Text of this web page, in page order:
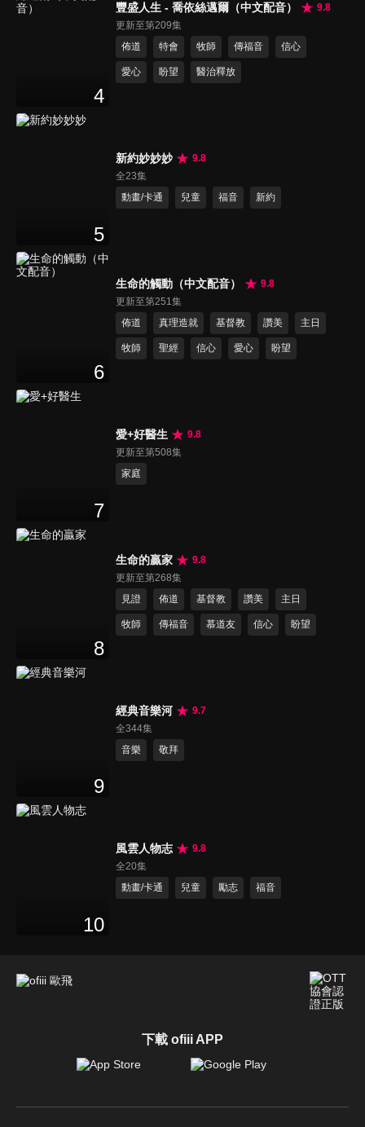
4
豐盛人生 - 喬依絲邁爾（中文配音）
9.8
更新至第209集
佈道
特會 牧師 傳福音 信心
愛心 盼望 醫治釋放
5
新約妙妙妙
9.8
全23集
動畫/卡通
兒童 福音 新約
6
生命的觸動（中文配音）
9.8
更新至第251集
佈道
真理造就 基督教 讚美 主日
牧師 聖經 信心 愛心 盼望
7
愛+好醫生
9.8
更新至第508集
家庭
8
生命的贏家
9.8
更新至第268集
見證
佈道 基督教 讚美 主日
牧師 傳福音 慕道友 信心 盼望
9
經典音樂河
9.7
全344集
音樂
敬拜
10
風雲人物志
9.8
全20集
動畫/卡通
兒童 勵志 福音
下載 ofiii APP